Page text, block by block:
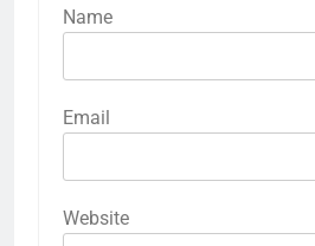
Name
Email
Website